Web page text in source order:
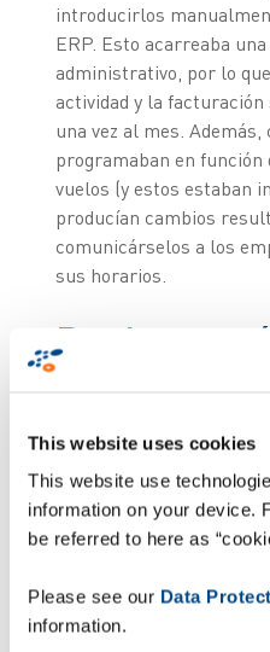
This website uses cookies
This website use
information on your device.
be referred to here as
Please see our Data
information.
introducirlos
ERP. Esto acarreaba
administrativo, por lo
actividad y la
una vez al mes.
programaban en función
vuelos (y estos estaban
producían cambios
comunicárselos a los
sus horarios.
Registro
rápido con
de tareas
real
Climex buscaba una
datos, que les permitiera
servicio en tiempo real.